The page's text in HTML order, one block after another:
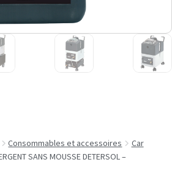
Consommables et accessoires
Car
SANS MOUSSE DETERSOL –